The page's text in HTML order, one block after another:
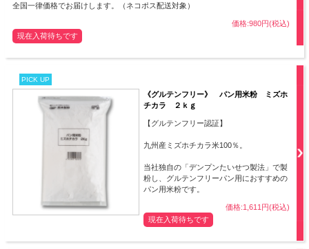
全国一律価格でお届けします。（ネコポス配送対象）
価格:980円(税込)
現在入荷待ちです
PICK UP
《グルテンフリー》 パン用米粉 ミズホ
チカラ ２ｋｇ
【グルテンフリー認証】
九州産ミズホチカラ米100％。
当社独自の「デンプンたいせつ製法」で製
粉し、グルテンフリーパン用におすすめの
パン用米粉です。
価格:1,611円(税込)
現在入荷待ちです